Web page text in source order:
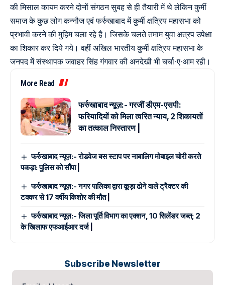
की मिसाल कायम करने दोनों संगठन सुबह से ही तैयारी में थे लेकिन कुर्मी
समाज के कुछ लोग कन्नौज एवं फर्रुखाबाद में कुर्मी क्षत्रिय महासभा को
प्रभावी करने की मुहिम चला रहे है। जिसके चलते तमाम युवा क्षत्रप उपेक्षा
का शिकार कर दिये गये। वहीं अखिल भारतीय कुर्मी क्षत्रिय महासभा के
जनपद में संस्थापक जवाहर सिंह गंगवार की अनदेखी भी चर्चा-ए-आम रही।
More Read
फर्रुखाबाद न्यूज़:- गरजीं डीएम-एसपी:
फरियादियों को मिला त्वरित न्याय, 2 शिकायतों
का तत्काल निस्तारण |
फर्रुखाबाद न्यूज़:- रोडवेज बस स्टाप पर नाबालिग मोबाइल चोरी करते
पकड़ा: पुलिस को सौंपा |
फर्रुखाबाद न्यूज़:- नगर पालिका द्वारा कूड़ा ढोने वाले ट्रैक्टर की
टक्कर से 17 वर्षीय किशोर की मौत |
फर्रुखाबाद न्यूज़:- जिला पूर्ति विभाग का एक्शन, 10 सिलेंडर जब्त; 2
के खिलाफ एफआईआर दर्ज |
Subscribe Newsletter